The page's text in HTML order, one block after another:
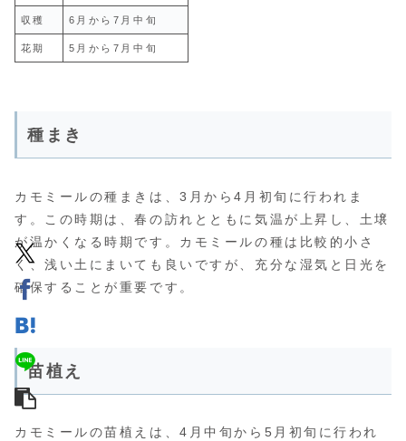
収穫 6月から7月中旬
花期 5月から7月中旬
種まき
カモミールの種まきは、3月から4月初旬に行われま
す。この時期は、春の訪れとともに気温が上昇し、土壌
が温かくなる時期です。カモミールの種は比較的小さ
く、浅い土にまいても良いですが、充分な湿気と日光を
確保することが重要です。
苗植え
カモミールの苗植えは、4月中旬から5月初旬に行われ